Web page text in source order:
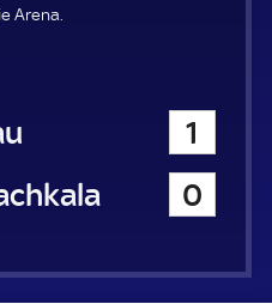
E
Arena.
1
0